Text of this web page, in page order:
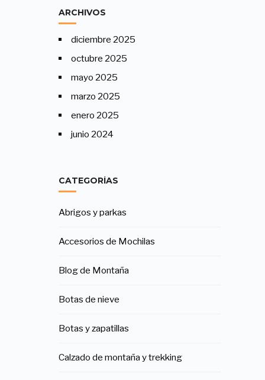
ARCHIVOS
diciembre 2025
octubre 2025
mayo 2025
marzo 2025
enero 2025
junio 2024
CATEGORÍAS
Abrigos y parkas
Accesorios de Mochilas
Blog de Montaña
Botas de nieve
Botas y zapatillas
Calzado de montaña y trekking